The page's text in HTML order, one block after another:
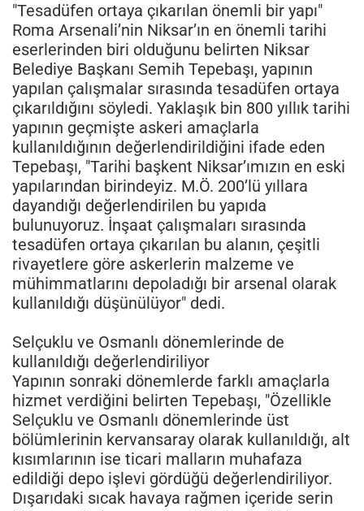
"Tesadüfen ortaya çıkarılan önemli bir yapı"
Roma Arsenali’nin Niksar’ın en önemli tarihi
eserlerinden biri olduğunu belirten Niksar
Belediye Başkanı Semih Tepebaşı, yapının
yapılan çalışmalar sırasında tesadüfen ortaya
çıkarıldığını söyledi. Yaklaşık bin 800 yıllık tarihi
yapının geçmişte askeri amaçlarla
kullanıldığının değerlendirildiğini ifade eden
Tepebaşı, "Tarihi başkent Niksar’ımızın en eski
yapılarından birindeyiz. M.Ö. 200’lü yıllara
dayandığı değerlendirilen bu yapıda
bulunuyoruz. İnşaat çalışmaları sırasında
tesadüfen ortaya çıkarılan bu alanın, çeşitli
rivayetlere göre askerlerin malzeme ve
mühimmatlarını depoladığı bir arsenal olarak
kullanıldığı düşünülüyor" dedi.
Selçuklu ve Osmanlı dönemlerinde de
kullanıldığı değerlendiriliyor
Yapının sonraki dönemlerde farklı amaçlarla
hizmet verdiğini belirten Tepebaşı, "Özellikle
Selçuklu ve Osmanlı dönemlerinde üst
bölümlerinin kervansaray olarak kullanıldığı, alt
kısımlarının ise ticari malların muhafaza
edildiği depo işlevi gördüğü değerlendiriliyor.
Dışarıdaki sıcak havaya rağmen içeride serin